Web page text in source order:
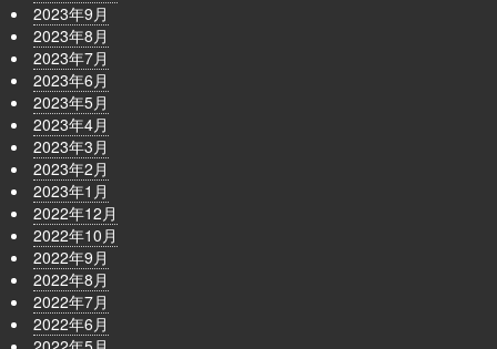
2023年9月
2023年8月
2023年7月
2023年6月
2023年5月
2023年4月
2023年3月
2023年2月
2023年1月
2022年12月
2022年10月
2022年9月
2022年8月
2022年7月
2022年6月